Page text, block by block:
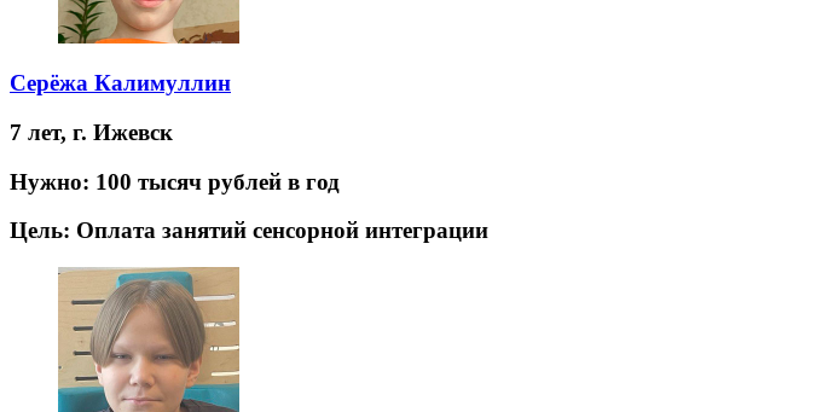
Серёжа Калимуллин
7 лет, г. Ижевск
Нужно: 100 тысяч рублей в год
Цель: Оплата занятий сенсорной интеграции